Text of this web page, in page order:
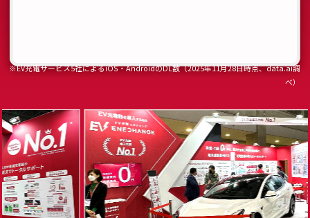
※EV充電サービス5社によるiOS・AndroidのDL数（2025年11月28日時点、data.ai調
べ）